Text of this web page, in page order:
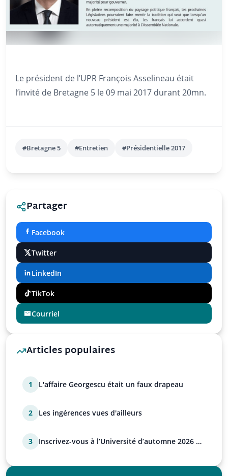
Le président de l’UPR François Asselineau était
l’invité de Bretagne 5 le 09 mai 2017 durant 20mn.
#Bretagne 5 #Entretien #Présidentielle 2017
Partager
Facebook
Twitter
LinkedIn
TikTok
Courriel
Articles populaires
1 L'affaire Georgescu était un faux drapeau
2 Les ingérences vues d'ailleurs
3
Inscrivez-vous à l’Université d’automne 2026 de